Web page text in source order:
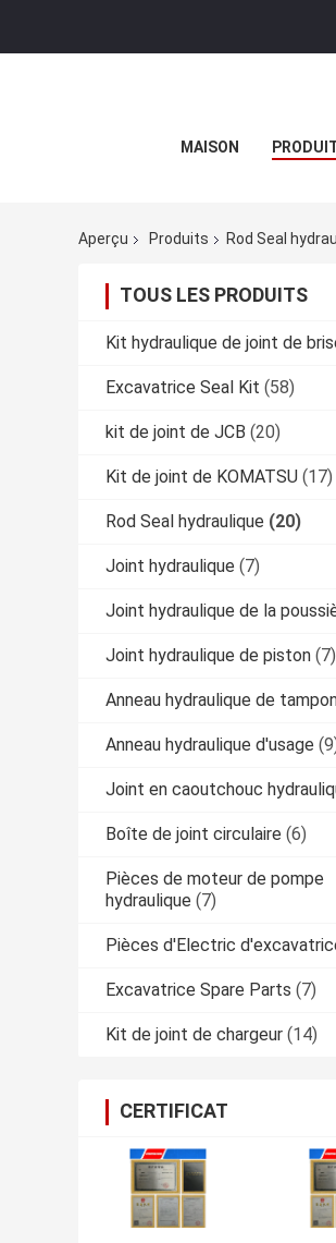
MAISON
Aperçu Produits Rod Seal
TOUS LES PRODUITS
Kit hydraulique de joint de
Excavatrice Seal Kit (58)
kit de joint de JCB (20)
Kit de joint de KOMATSU (17)
Rod Seal hydraulique (20)
Joint hydraulique (7)
Joint hydraulique de la
Joint hydraulique de piston (7)
Anneau hydraulique de
Anneau hydraulique d'usage
Joint en caoutchouc
Boîte de joint circulaire (6)
Pièces de moteur de pompe
hydraulique (7)
Pièces d'Electric
Excavatrice Spare Parts (7)
Kit de joint de chargeur (14)
CERTIFICAT